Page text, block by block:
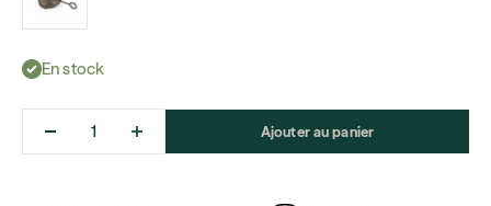
En stock
Ajouter au panier